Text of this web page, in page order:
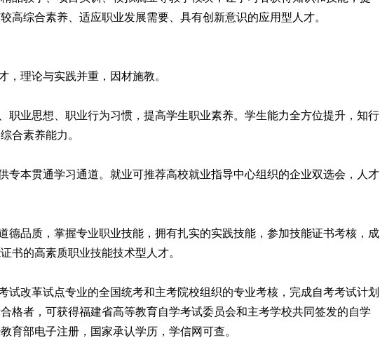
高综合素养、适应职业发展需要、具有创新意识的应用型人才。
，理论与实践并重，因材施教。
职业思想、职业行为习惯，提高学生职业素养。学生能力全方位提升，知行
合素养能力。
专本贯通学习通道。就业可推荐高校就业指导中心组织的企业双选会，人才
德品质，掌握专业职业技能，拥有扎实的实践技能，参加技能证书考核，成
书的高素质职业技能技术型人才。
试改革试点专业的全国统考和主考院校组织的专业考核，完成自考考试计划
格者，可获得福建省高等教育自学考试委员会和主考学校共同签发的自学
育部电子注册，国家承认学历，学信网可查。